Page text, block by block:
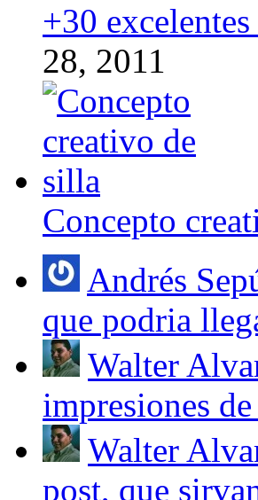
+30
28, 2011
Concepto
Andrés
que podria
Walter
impresiones
Walter
post, que